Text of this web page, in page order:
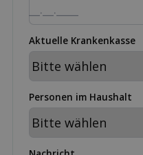
Aktuelle Krankenkasse
Personen im Haushalt